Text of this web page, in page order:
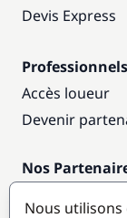
Devis Express
Professionnels
Accès loueur
Devenir
Nos
Nous